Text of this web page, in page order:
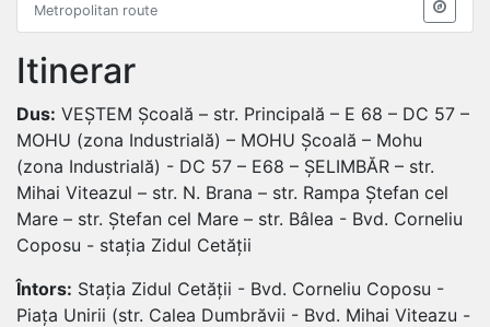
Metropolitan route
Itinerar
Dus: VEȘTEM Școală – str. Principală – E 68 – DC 57 –
MOHU (zona Industrială) – MOHU Școală – Mohu
(zona Industrială) - DC 57 – E68 – ȘELIMBĂR – str.
Mihai Viteazul – str. N. Brana – str. Rampa Ștefan cel
Mare – str. Ștefan cel Mare – str. Bâlea - Bvd. Corneliu
Coposu - stația Zidul Cetății
Întors: Stația Zidul Cetății - Bvd. Corneliu Coposu -
Piața Unirii (str. Calea Dumbrăvii - Bvd. Mihai Viteazu -